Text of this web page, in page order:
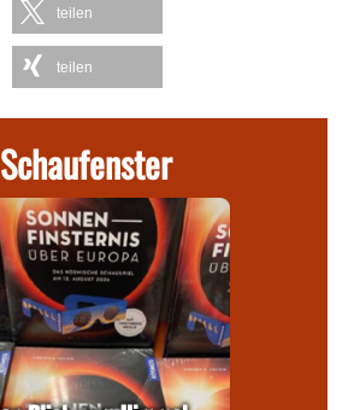
teilen
teilen
Schaufenster